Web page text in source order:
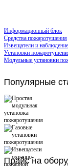
Информационный блок
Средства пожаротушения
Извещатели и наблюдение
Установки
Модульные установки
Популярные
Прайсна